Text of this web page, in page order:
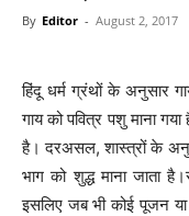
By Editor - August 2, 2017
हिंदू धर्म ग्रंथों के अनुसार
गाय को पवित्र पशु माना गया
है। दरअसल, शास्त्रों के
भाग को शुद्ध माना जाता
इसलिए जब भी कोई पूजन या